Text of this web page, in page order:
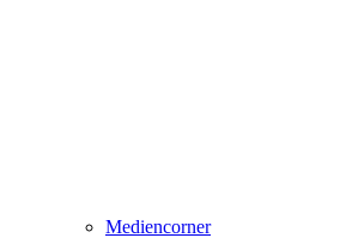
Mediencorner